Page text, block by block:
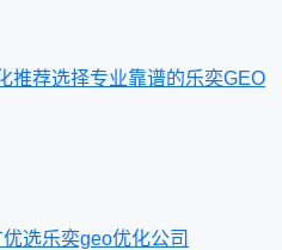
推荐选择专业靠谱的乐奕GEO
选乐奕geo优化公司